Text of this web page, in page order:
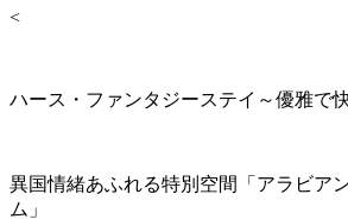
<
ハース・ファンタジーステイ～優雅で
異国情緒あふれる特別空間「アラビア
ム」